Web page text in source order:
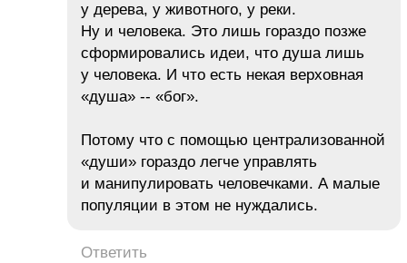
у дерева, у животного, у реки.
Ну и человека. Это лишь гораздо позже
сформировались идеи, что душа лишь
у человека. И что есть некая верховная
«душа» -- «бог».
Потому что с помощью централизованной
«души» гораздо легче управлять
и манипулировать человечками. А малые
популяции в этом не нуждались.
Ответить